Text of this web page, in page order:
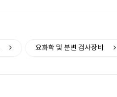
요화학 및 분변 검사장비